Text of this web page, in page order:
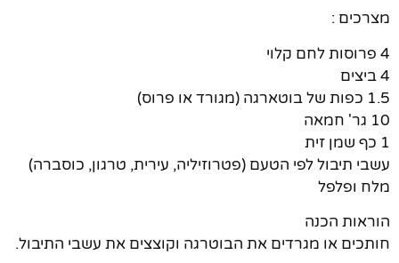
מצרכים :
4 פרוסות לחם קלוי
4 ביצים
1.5 כפות של בוטארגה (מגורד או פרוס)
10 גר' חמאה
1 כף שמן זית
עשבי תיבול לפי הטעם (פטרוזיליה, עירית, טרגון, כוסברה)
מלח ופלפל
הוראות הכנה
חותכים או מגרדים את הבוטרגה וקוצצים את עשבי התיבול.